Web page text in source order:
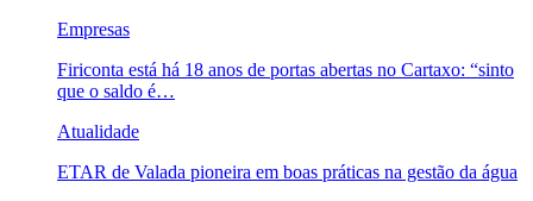
Empresas
Firiconta está há 18 anos de portas abertas no Cartaxo: “sinto
que o saldo é…
Atualidade
ETAR de Valada pioneira em boas práticas na gestão da água